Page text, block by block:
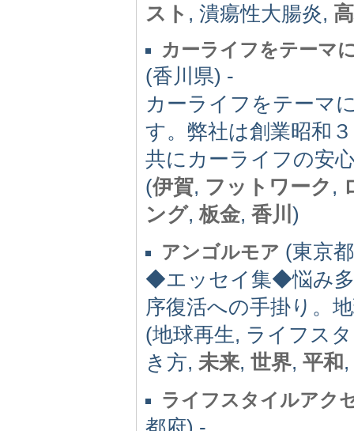
スト , 潰瘍性大腸炎,
カーライフをテーマ
(香川県) -
カーライフをテーマ
す。弊社は創業昭和
共にカーライフの安
(伊賀, フットワーク ,
ング,板金, 香川 )
アンゴルモア (東京
◆エッセイ集◆悩み多
序復活への手掛り。
(地球再生, ライフス
き方, 未来, 世界, 平和,
ライフスタイルアク